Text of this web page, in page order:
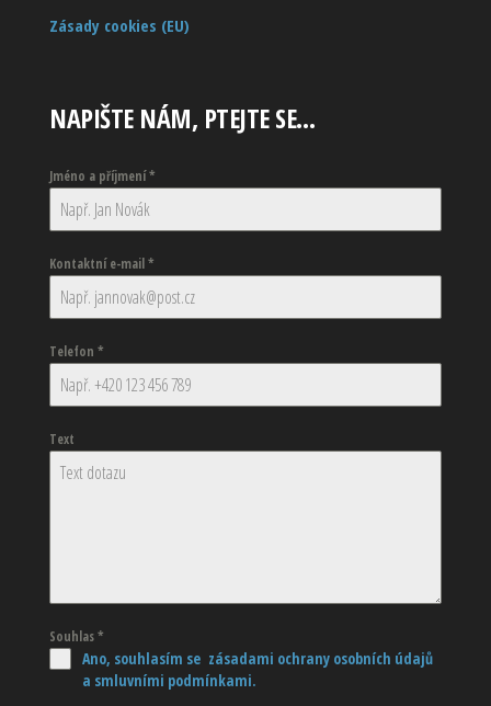
Zásady cookies (EU)
NAPIŠTE NÁM, PTEJTE SE…
Jméno a příjmení*
Kontaktní e-mail*
Telefon *
Text
Souhlas*
Ano, souhlasím se zásadami ochrany osobních údajů
a smluvními podmínkami.